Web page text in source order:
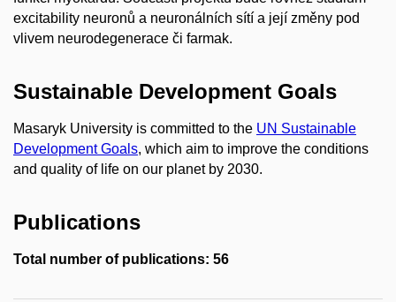
excitability neuronů a neuronálních sítí a její změny pod
vlivem neurodegenerace či farmak.
Sustainable Development Goals
Masaryk University is committed to the UN Sustainable
Development Goals, which aim to improve the conditions
and quality of life on our planet by 2030.
Publications
Total number of publications: 56